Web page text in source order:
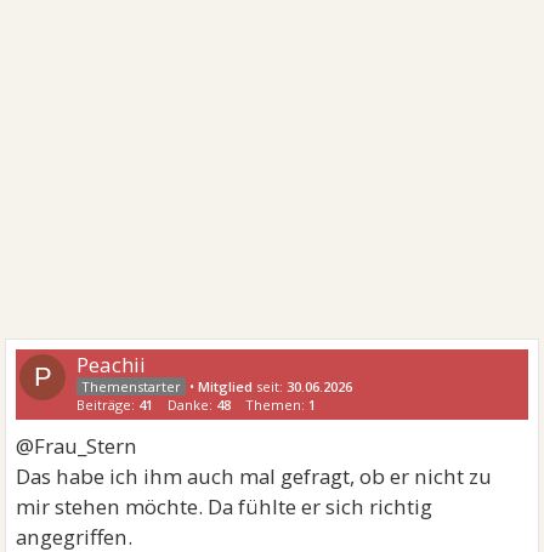
P Peachii
•Mitglied seit: 30.06.2026
Beiträge: 41 Danke: 48 Themen: 1
@Frau_Stern
Das habe ich ihm auch mal gefragt, ob er nicht zu
mir stehen möchte. Da fühlte er sich richtig
angegriffen.